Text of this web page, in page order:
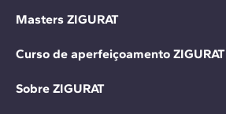
Masters ZIGURAT
Curso de aperfeiçoamento ZIGURAT
Sobre ZIGURAT